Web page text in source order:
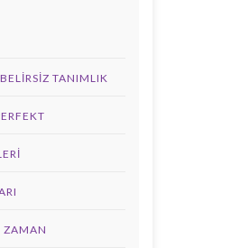
TANIMLIK
ZAMAN